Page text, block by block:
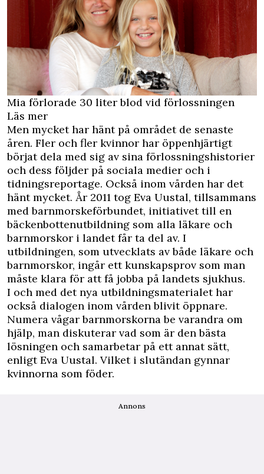
Mia förlorade 30 liter blod vid förlossningen
Läs mer
Men mycket har hänt på området de senaste
åren. Fler och fler kvinnor har öppenhjärtigt
börjat dela med sig av sina förlossningshistorier
och dess följder på sociala medier och i
tidningsreportage. Också inom vården har det
hänt mycket. År 2011 tog Eva Uustal, tillsammans
med barnmorskeförbundet, initiativet till en
bäckenbottenutbildning som alla läkare och
barnmorskor i landet får ta del av. I
utbildningen, som utvecklats av både läkare och
barnmorskor, ingår ett kunskapsprov som man
måste klara för att få jobba på landets sjukhus.
I och med det nya utbildningsmaterialet har
också dialogen inom vården blivit öppnare.
Numera vågar barnmorskorna be varandra om
hjälp, man diskuterar vad som är den bästa
lösningen och samarbetar på ett annat sätt,
enligt Eva Uustal. Vilket i slutändan gynnar
kvinnorna som föder.
Annons